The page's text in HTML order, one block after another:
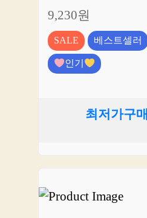
9,230원
SALE
베스트셀러
인기
최저가구매